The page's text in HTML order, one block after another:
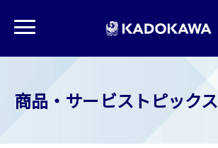
商品・サービストピックス